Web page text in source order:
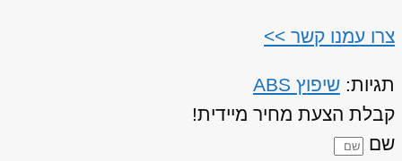
צרו עמנו קשר >>
תגיות: שיפוץ ABS
קבלת הצעת מחיר מיידית!
שם